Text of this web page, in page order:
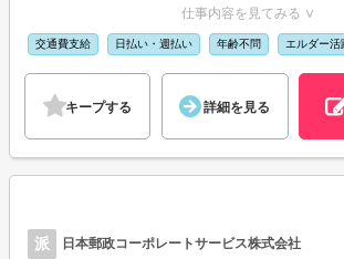
仕事内容を見てみる ∨
交通費支給 日払い・週払い 年齢不問 エルダー活
キープする 詳細を見る
派 日本郵政コーポレートサービス株式会社